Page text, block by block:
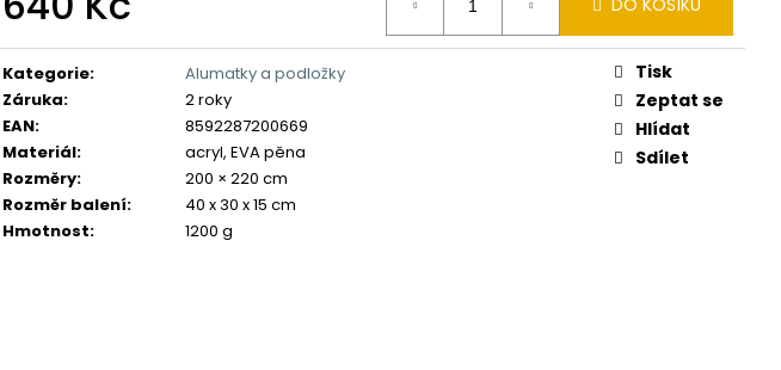
cena:
DO KOŠÍKU
Kategorie:
Alumatky a podložky
Záruka:
2 roky
EAN:
8592287200669
Materiál:
acryl, EVA pěna
Rozměry:
200 × 220 cm
Rozměr balení:
40 x 30 x 15 cm
Hmotnost: 1200 g
Tisk
Zeptat se
Hlídat
Sdílet